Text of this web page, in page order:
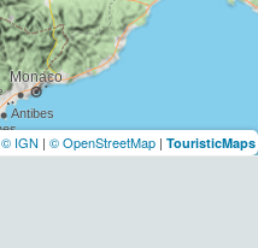
© IGN | © OpenStreetMap | TouristicMaps